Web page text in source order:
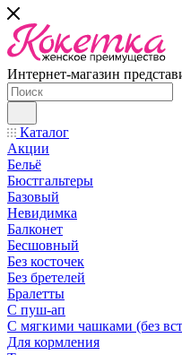
Интернет-магазин
Каталог
Акции
Бельё
Бюстгальтеры
Базовый
Невидимка
Балконет
Бесшовный
Без косточек
Без бретелей
Бралетты
С пуш-ап
С мягкими чашками (без
Для кормления